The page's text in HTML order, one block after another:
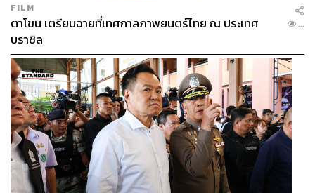
FILM
ตาโขน เตรียมฉายที่เทศกาลภาพยนตร์ไทย ณ ประเทศ
บราซิล
...